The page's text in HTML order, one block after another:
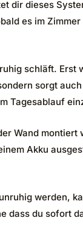
dir dieses
es im
schläft. Erst
sorgt
Tagesablauf
Wand
Akku
werden,
dass du sofort